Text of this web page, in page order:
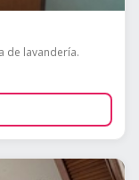
de lavandería.